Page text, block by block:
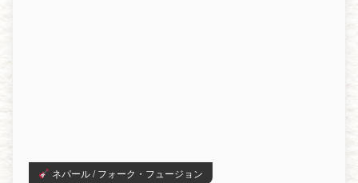
ネパール / フォーク・フュージョン